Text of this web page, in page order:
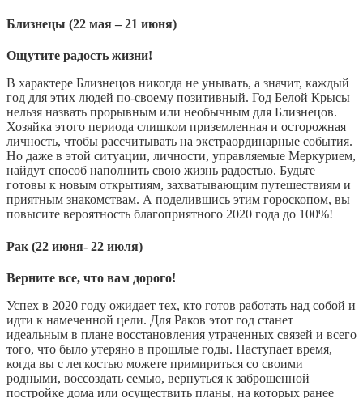
Близнецы (22 мая – 21 июня)
Ощутите радость жизни!
В характере Близнецов никогда не унывать, а значит, каждый
год для этих людей по-своему позитивный. Год Белой Крысы
нельзя назвать прорывным или необычным для Близнецов.
Хозяйка этого периода слишком приземленная и осторожная
личность, чтобы рассчитывать на экстраординарные события.
Но даже в этой ситуации, личности, управляемые Меркурием,
найдут способ наполнить свою жизнь радостью. Будьте
готовы к новым открытиям, захватывающим путешествиям и
приятным знакомствам. А поделившись этим гороскопом, вы
повысите вероятность благоприятного 2020 года до 100%!
Рак (22 июня- 22 июля)
Верните все, что вам дорого!
Успех в 2020 году ожидает тех, кто готов работать над собой и
идти к намеченной цели. Для Раков этот год станет
идеальным в плане восстановления утраченных связей и всего
того, что было утеряно в прошлые годы. Наступает время,
когда вы с легкостью можете примириться со своими
родными, воссоздать семью, вернуться к заброшенной
постройке дома или осуществить планы, на которых ранее